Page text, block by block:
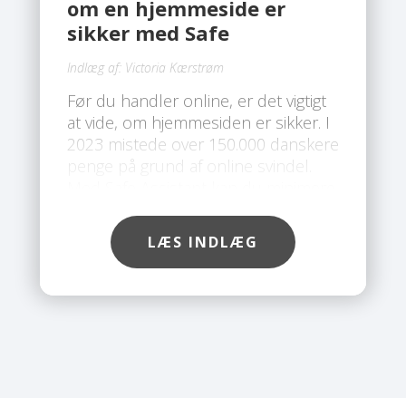
om en hjemmeside er
sikker med Safe
Indlæg af: Victoria Kærstrøm
Før du handler online, er det vigtigt
at vide, om hjemmesiden er sikker. I
2023 mistede over 150.000 danskere
penge på grund af online svindel.
Med Safe’s værktøj kan du nemt
tjekke, om en hjemmeside er sikker,
før du indtaster dine
kortoplysninger.
LÆS INDLÆG